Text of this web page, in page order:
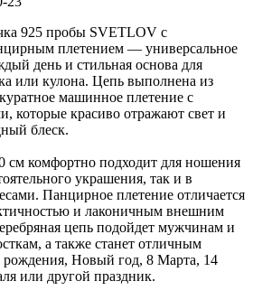
925 пробы SVETLOV с
плетением — универсальное
день и стильная основа для
или кулона. Цепь выполнена из
машинное плетение с
которые красиво отражают свет и
блеск.
см комфортно подходит для ношения
украшения, так и в
Панцирное плетение отличается
и лаконичным внешним
цепь подойдет мужчинам и
а также станет отличным
рождения, Новый год, 8 Марта, 14
или другой праздник.